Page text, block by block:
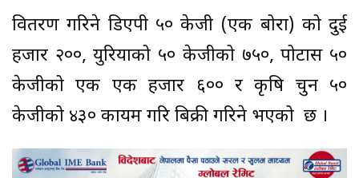
वितरण गरिने डिएपी ५० केजी (एक बोरा) को दुई
हजार २००, युरियाको ५० केजीको ७५०, पोटास ५०
केजीको एक एक हजार ६०० र कृषि चुन ५०
केजीको ४३० कायम गरि बिक्री गरिने भएको छ ।